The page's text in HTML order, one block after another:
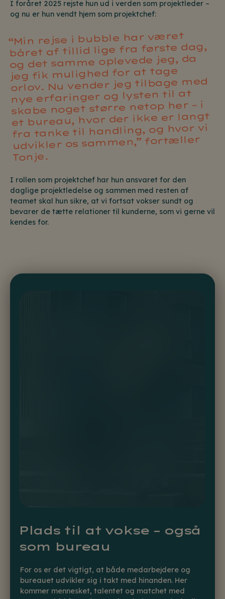
I foråret 2025 rejste hun ud i verden som projektleder –
og nu er hun vendt hjem som projektchef:
“Min rejse i bubble har været
båret af tillid lige fra første dag,
og det samme oplevede jeg, da
jeg fik mulighed for at tage
orlov. Nu vender jeg tilbage med
nye erfaringer og lysten til at
skabe noget større netop her – i
et bureau, hvor der ikke er langt
fra tanke til handling, og hvor vi
udvikler os sammen,” fortæller
Tonje.
I rollen som projektchef har hun ansvaret for den
daglige projektledelse og sammen med resten af
teamet skal hun sikre, at vi fortsat vokser sundt og
bevarer de tætte relationer til kunderne, som vi gerne vil
kendes for.
Plads til at vokse – også
som bureau
For os er det vigtigt, at både medarbejdere og
bureauet udvikler sig i takt med hinanden. Her
kommer mennesket, talentet og matchet med